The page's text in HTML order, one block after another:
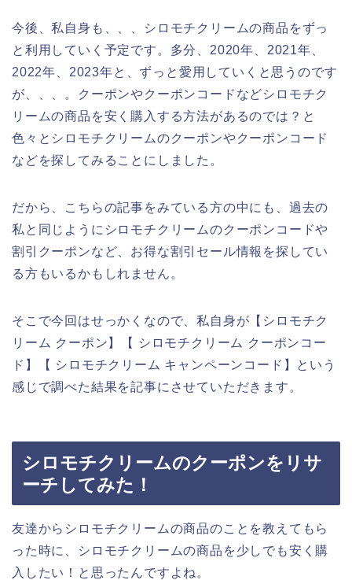
今後、私自身も、、、シロモチクリームの商品をずっ
と利用していく予定です。多分、2020年、2021年、
2022年、2023年と、ずっと愛用していくと思うのです
が、、、。クーポンやクーポンコードなどシロモチク
リームの商品を安く購入する方法があるのでは？と
色々とシロモチクリームのクーポンやクーポンコード
などを探してみることにしました。
だから、こちらの記事をみている方の中にも、過去の
私と同じようにシロモチクリームのクーポンコードや
割引クーポンなど、お得な割引セール情報を探してい
る方もいるかもしれません。
そこで今回はせっかくなので、私自身が【シロモチク
リーム クーポン】【 シロモチクリーム クーポンコー
ド】【 シロモチクリーム キャンペーンコード】という
感じで調べた結果を記事にさせていただきます。
シロモチクリームのクーポンをリサ
ーチしてみた！
友達からシロモチクリームの商品のことを教えてもら
った時に、シロモチクリームの商品を少しでも安く購
入したい！と思ったんですよね。